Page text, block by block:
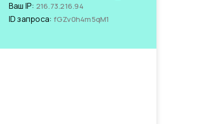
Ваш IP: 216.73.216.94
ID запроса: fGZv0h4m5qM1